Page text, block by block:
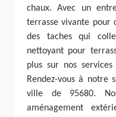
chaux. Avec un
terrasse vivante pour
des taches qui
nettoyant pour
plus sur nos
Rendez-vous à notre
ville de 95680.
aménagement